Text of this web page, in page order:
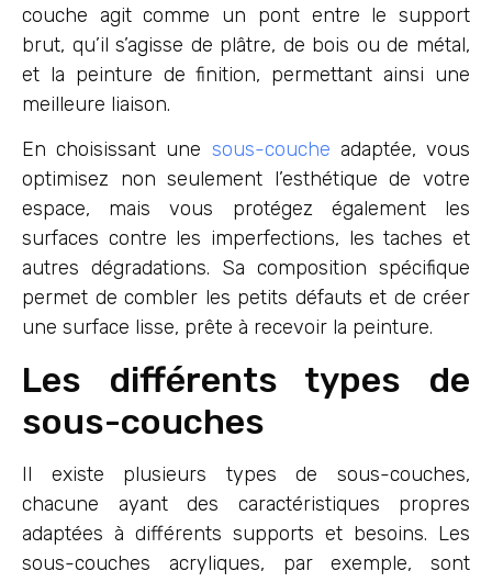
couche agit comme un pont entre le support
brut, qu’il s’agisse de plâtre, de bois ou de métal,
et la peinture de finition, permettant ainsi une
meilleure liaison.
En choisissant une sous-couche adaptée, vous
optimisez non seulement l’esthétique de votre
espace, mais vous protégez également les
surfaces contre les imperfections, les taches et
autres dégradations. Sa composition spécifique
permet de combler les petits défauts et de créer
une surface lisse, prête à recevoir la peinture.
Les différents types de
sous-couches
Il existe plusieurs types de sous-couches,
chacune ayant des caractéristiques propres
adaptées à différents supports et besoins. Les
sous-couches acryliques, par exemple, sont